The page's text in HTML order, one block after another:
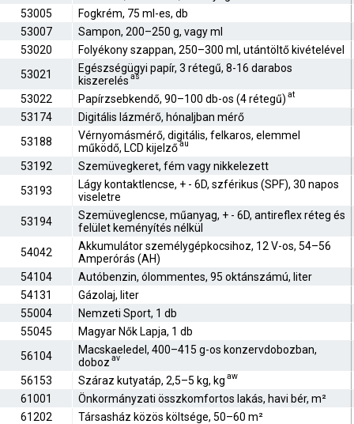
53005
Fogkrém, 75 ml-es, db
53007
Sampon, 200–250 g, vagy ml
53020
Folyékony szappan, 250–300 ml, utántöltő kivételével
53021
Egészségügyi papír, 3 rétegű, 8-16 darabos
kiszerelés as
53022 Papírzsebkendő, 90–100 db-os (4 rétegű) at
53174
Digitális lázmérő, hónaljban mérő
53188
Vérnyomásmérő, digitális, felkaros, elemmel
működő, LCD kijelzőau
53192
Szemüvegkeret, fém vagy nikkelezett
53193
Lágy kontaktlencse, + - 6D, szférikus (SPF), 30 napos
viseletre
53194
Szemüveglencse, műanyag, + - 6D, antireflex réteg és
felület keményítés nélkül
54042
Akkumulátor személygépkocsihoz, 12 V-os, 54–56
Amperórás (AH)
54104
Autóbenzin, ólommentes, 95 oktánszámú, liter
54131
Gázolaj, liter
55004
Nemzeti Sport, 1 db
55045
Magyar Nők Lapja, 1 db
56104
Macskaeledel, 400–415 g-os konzervdobozban,
doboz av
56153 Száraz kutyatáp, 2,5–5 kg, kg aw
61001
Önkormányzati összkomfortos lakás, havi bér, m²
61202
Társasház közös költsége, 50–60 m²